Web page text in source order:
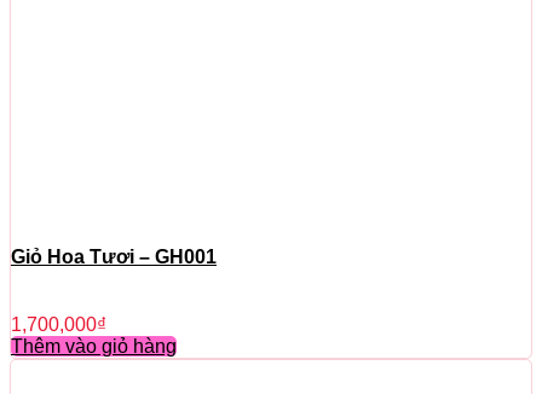
Giỏ Hoa Tươi – GH001
1,700,000₫
Thêm vào giỏ hàng